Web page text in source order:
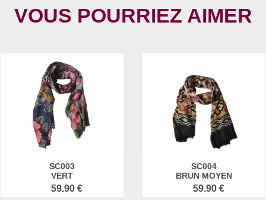
VOUS POURRIEZ AIMER
SC003
VERT
59.90 €
SC004
BRUN MOYEN
59.90 €